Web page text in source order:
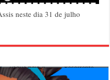
neste dia 31 de julho